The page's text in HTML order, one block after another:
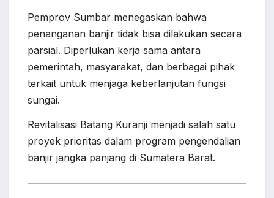
Pemprov Sumbar menegaskan bahwa
penanganan banjir tidak bisa dilakukan secara
parsial. Diperlukan kerja sama antara
pemerintah, masyarakat, dan berbagai pihak
terkait untuk menjaga keberlanjutan fungsi
sungai.
Revitalisasi Batang Kuranji menjadi salah satu
proyek prioritas dalam program pengendalian
banjir jangka panjang di Sumatera Barat.